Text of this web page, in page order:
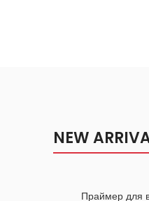
NEW
Праймер для